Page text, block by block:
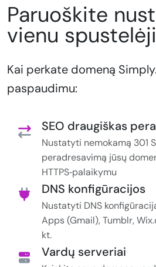
Paruoškite
vienu
Kai perkate domeną
paspaudimu:
SEO draugiškas
Nustatyti nemokamą 301
peradresavimą jūsų
HTTPS‑palaikymu
DNS konfigūracijos
Nustatyti DNS
Apps (Gmail), Tumblr,
kt.
Vardų serveriai